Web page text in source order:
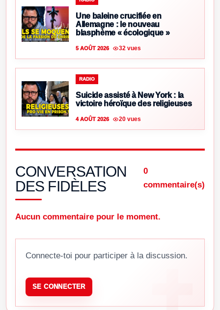
Une baleine crucifiée en
Allemagne : le nouveau
blasphème « écologique »
5 AOÛT 2026 32 vues
RADIO
Suicide assisté à New York : la
victoire héroïque des religieuses
4 AOÛT 2026 20 vues
CONVERSATION
DES FIDÈLES
0
commentaire(s)
Aucun commentaire pour le moment.
Connecte-toi pour participer à la discussion.
SE CONNECTER